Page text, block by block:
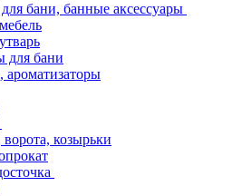
бани, банные аксессуары
для бани
ароматизаторы
козырьки